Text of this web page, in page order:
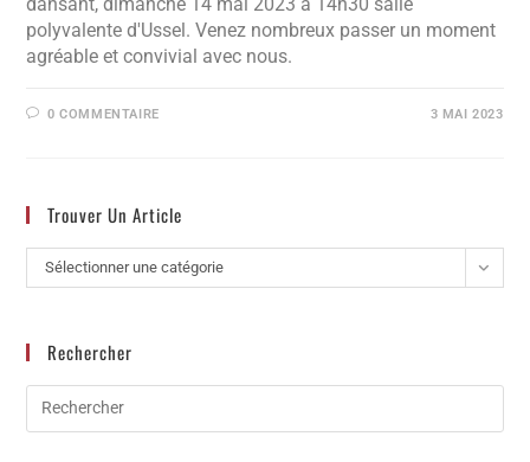
polyvalente d'Ussel. Venez nombreux passer un moment
agréable et convivial avec nous.
0 COMMENTAIRE 3 MAI 2023
Trouver Un Article
Sélectionner une catégorie
Rechercher